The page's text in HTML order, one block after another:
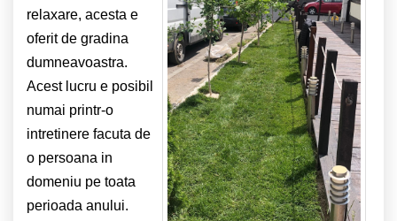
relaxare, acesta e
oferit de gradina
dumneavoastra.
Acest lucru e posibil
numai printr-o
intretinere facuta de
o persoana in
domeniu pe toata
perioada anului.